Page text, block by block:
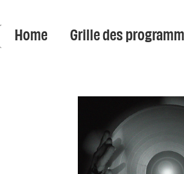
Home Grille des